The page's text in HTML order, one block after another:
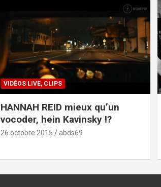
VIDÉOS LIVE, CLIPS
HANNAH REID mieux qu’un
vocoder, hein Kavinsky !?
26 octobre 2015 abds69